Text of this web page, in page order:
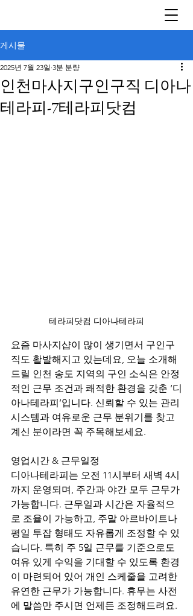
게시물
인천마사지구인구직 디아나
테라피-7테라피닷컴
2025년 7월 23일 3분 분량
테라피닷컴 디아나테라피
요즘 마사지샵이 많이 생기면서 구인구
직도 활발해지고 있는데요, 오늘 소개해
드릴 인천 송도 지역의 구인 소식은 안정
적인 근무 조건과 쾌적한 환경을 갖춘 ‘디
아나테라피’입니다. 신뢰할 수 있는 관리
시스템과 여유로운 근무 분위기를 찾고
계신 분이라면 꼭 주목해보세요.
영업시간 & 근무일정
디아나테라피는 오전 11시부터 새벽 4시
까지 운영되며, 주간과 야간 모두 근무가
가능합니다. 근무일과 시간은 자율적으
로 조율이 가능하고, 주말 아르바이트나
평일 투잡 형태도 자유롭게 조정할 수 있
습니다. 특히 주 5일 근무를 기준으로도
여유 있게 수익을 기대할 수 있도록 환경
이 마련되어 있어 개인 스케줄을 고려한
유연한 근무가 가능합니다. 휴무는 사전
에 말씀만 주시면 언제든 조정해드려요.